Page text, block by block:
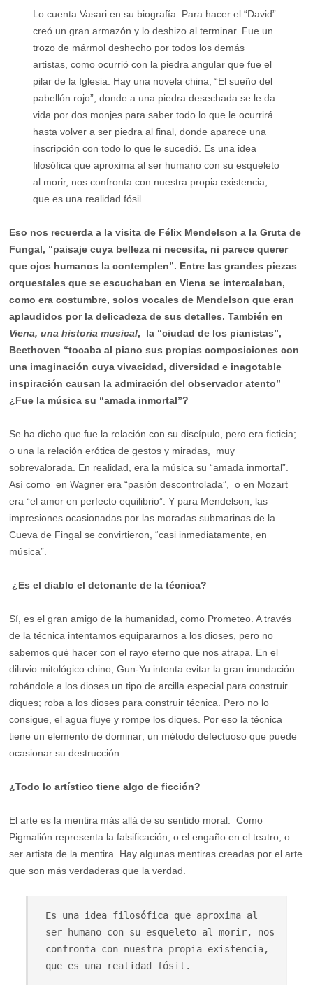
Lo cuenta Vasari en su biografía. Para hacer el “David”
creó un gran armazón y lo deshizo al terminar. Fue un
trozo de mármol deshecho por todos los demás
artistas, como ocurrió con la piedra angular que fue el
pilar de la Iglesia. Hay una novela china, “El sueño del
pabellón rojo”, donde a una piedra desechada se le da
vida por dos monjes para saber todo lo que le ocurrirá
hasta volver a ser piedra al final, donde aparece una
inscripción con todo lo que le sucedió. Es una idea
filosófica que aproxima al ser humano con su esqueleto
al morir, nos confronta con nuestra propia existencia,
que es una realidad fósil.
Eso nos recuerda a la visita de Félix Mendelson a la Gruta de
Fungal, “paisaje cuya belleza ni necesita, ni parece querer
que ojos humanos la contemplen”. Entre las grandes piezas
orquestales que se escuchaban en Viena se intercalaban,
como era costumbre, solos vocales de Mendelson que eran
aplaudidos por la delicadeza de sus detalles. También en
Viena, una historia musical, la “ciudad de los pianistas”,
Beethoven “tocaba al piano sus propias composiciones con
una imaginación cuya vivacidad, diversidad e inagotable
inspiración causan la admiración del observador atento”
¿Fue la música su “amada inmortal”?
Se ha dicho que fue la relación con su discípulo, pero era ficticia;
o una la relación erótica de gestos y miradas, muy
sobrevalorada. En realidad, era la música su “amada inmortal”.
Así como en Wagner era “pasión descontrolada”, o en Mozart
era “el amor en perfecto equilibrio”. Y para Mendelson, las
impresiones ocasionadas por las moradas submarinas de la
Cueva de Fingal se convirtieron, “casi inmediatamente, en
música”.
¿Es el diablo el detonante de la técnica?
Sí, es el gran amigo de la humanidad, como Prometeo. A través
de la técnica intentamos equipararnos a los dioses, pero no
sabemos qué hacer con el rayo eterno que nos atrapa. En el
diluvio mitológico chino, Gun-Yu intenta evitar la gran inundación
robándole a los dioses un tipo de arcilla especial para construir
diques; roba a los dioses para construir técnica. Pero no lo
consigue, el agua fluye y rompe los diques. Por eso la técnica
tiene un elemento de dominar; un método defectuoso que puede
ocasionar su destrucción.
¿Todo lo artístico tiene algo de ficción?
El arte es la mentira más allá de su sentido moral. Como
Pigmalión representa la falsificación, o el engaño en el teatro; o
ser artista de la mentira. Hay algunas mentiras creadas por el arte
que son más verdaderas que la verdad.
Es una idea filosófica que aproxima al
ser humano con su esqueleto al morir, nos
confronta con nuestra propia existencia,
que es una realidad fósil.